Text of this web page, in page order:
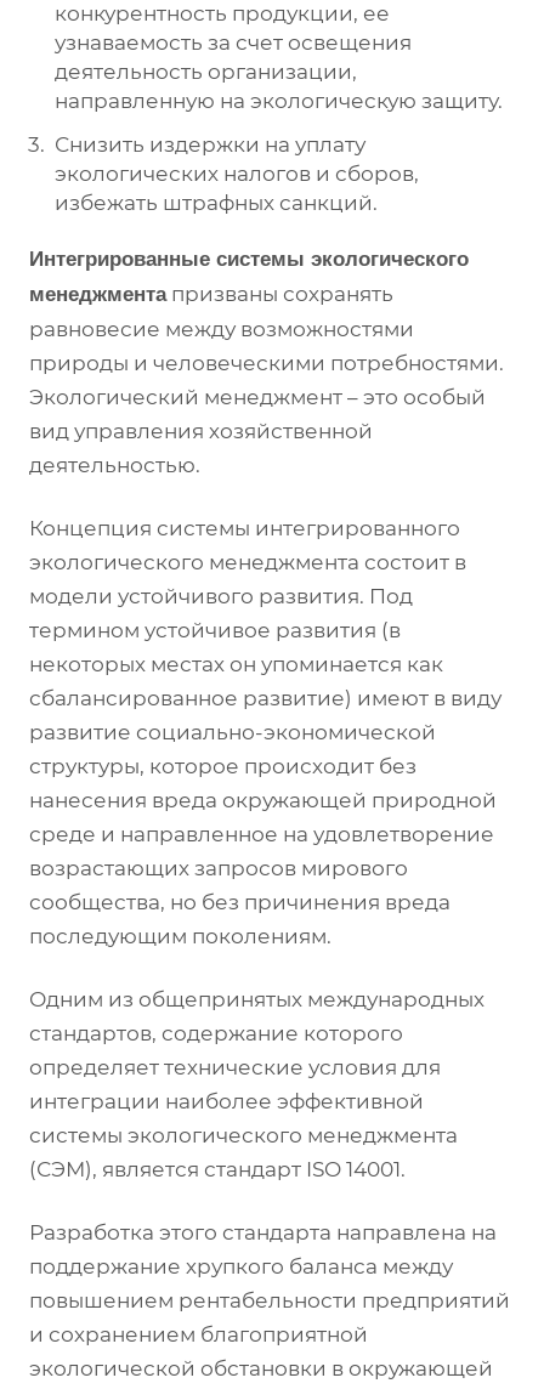
конкурентность продукции, ее
узнаваемость за счет освещения
деятельность организации,
направленную на экологическую защиту.
Снизить издержки на уплату
экологических налогов и сборов,
избежать штрафных санкций.
Интегрированные системы экологического
менеджментапризваны сохранять
равновесие между возможностями
природы и человеческими потребностями.
Экологический менеджмент – это особый
вид управления хозяйственной
деятельностью.
Концепция системы интегрированного
экологического менеджмента состоит в
модели устойчивого развития. Под
термином устойчивое развития (в
некоторых местах он упоминается как
сбалансированное развитие) имеют в виду
развитие социально-экономической
структуры, которое происходит без
нанесения вреда окружающей природной
среде и направленное на удовлетворение
возрастающих запросов мирового
сообщества, но без причинения вреда
последующим поколениям.
Одним из общепринятых международных
стандартов, содержание которого
определяет технические условия для
интеграции наиболее эффективной
системы экологического менеджмента
(СЭМ), является стандарт ISO 14001.
Разработка этого стандарта направлена на
поддержание хрупкого баланса между
повышением рентабельности предприятий
и сохранением благоприятной
экологической обстановки в окружающей